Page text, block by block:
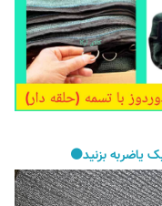
یاضربه بزنید⚫️